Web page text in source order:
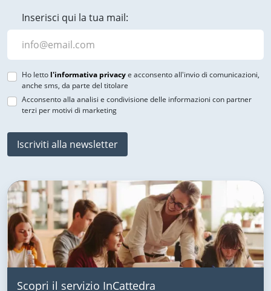
Inserisci qui la tua mail:
Ho letto l'informativa privacye acconsento all'invio di comunicazioni,
anche sms, da parte del titolare
Acconsento alla analisi e condivisione delle informazioni con partner
terzi per motivi di marketing
Iscriviti alla newsletter
Scopri il servizio InCattedra